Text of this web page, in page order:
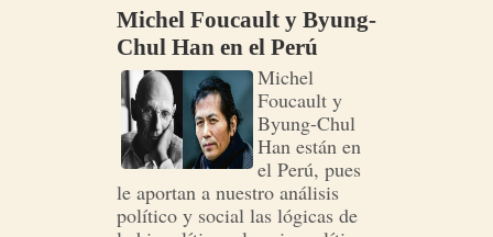
Michel Foucault y Byung-
Chul Han en el Perú
Michel
Foucault y
Byung-Chul
Han están en
el Perú, pues
le aportan a nuestro análisis
político y social las lógicas de